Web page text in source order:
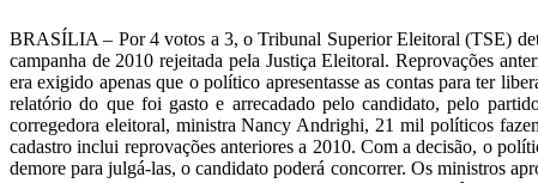
BRASÍLIA – Por 4 votos a 3, o Tribunal Superior Eleitoral (TSE)
campanha de 2010 rejeitada pela Justiça Eleitoral. Reprovações
era exigido apenas que o político apresentasse as contas para ter
relatório do que foi gasto e arrecadado pelo candidato, pelo
corregedora eleitoral, ministra Nancy Andrighi, 21 mil políticos
cadastro inclui reprovações anteriores a 2010. Com a decisão, o
demore para julgá-las, o candidato poderá concorrer. Os ministros